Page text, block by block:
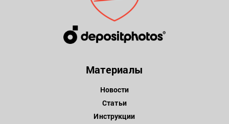
Материалы
Новости
Статьи
Инструкции